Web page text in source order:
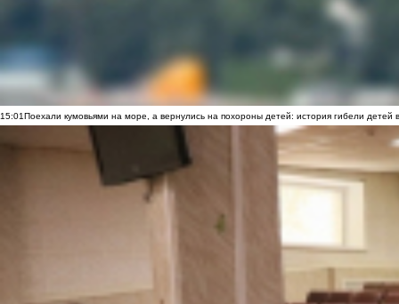
15:01Поехали кумовьями на море, а вернулись на похороны детей: история гибели детей